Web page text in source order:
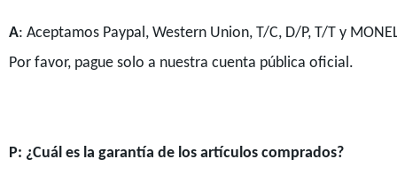
A: Aceptamos Paypal, Western Union, T/C, D/P, T/T y
Por favor, pague solo a nuestra cuenta pública oficial.
P: ¿Cuál es la garantía de los artículos comprados?